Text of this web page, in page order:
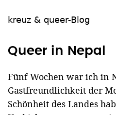
kreuz & queer-Blog
Queer in Nepal
Fünf Wochen war ich in
Gastfreundlichkeit der
Schönheit des Landes